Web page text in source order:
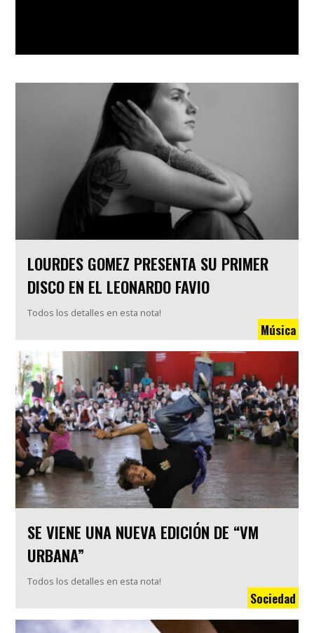
LOURDES GOMEZ PRESENTA SU PRIMER
DISCO EN EL LEONARDO FAVIO
Todos los detalles en esta nota!
Música
SE VIENE UNA NUEVA EDICIÓN DE “VM
URBANA”
Todos los detalles en esta nota!
Sociedad